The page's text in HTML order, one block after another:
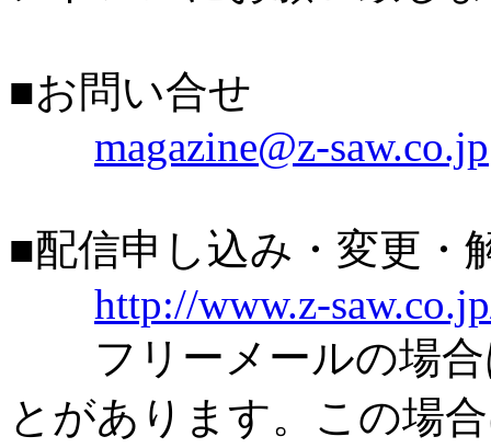
■お問い合せ
magazine@z-saw.co.jp
■配信申し込み・変更・
http://www.z-
フリーメールの場合
とがあります。この場